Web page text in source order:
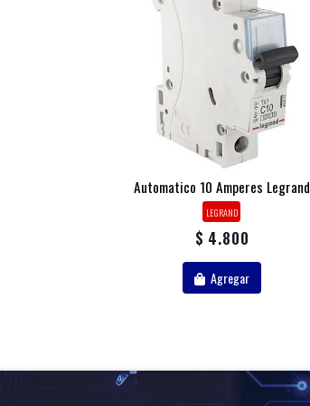
Automatico 10 Amperes Legrand
LEGRAND
$ 4.800
Agregar